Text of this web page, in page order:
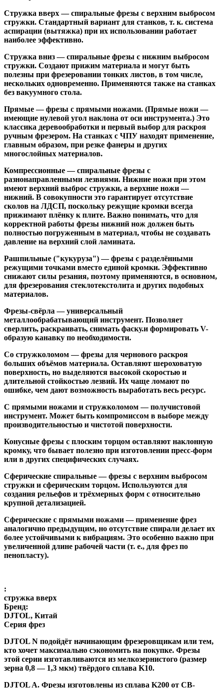
Стружка вверх— спиральные фрезы с верхним выбросом
стружки. Стандартный вариант для станков, т. к. система
аспирации (вытяжка) при их использовании работает
наиболее эффективно.
Стружка вниз— спиральные фрезы с нижним выбросом
стружки. Создают прижим материала и могут быть
полезны при фрезеровании тонких листов, в том числе,
нескольких одновременно. Применяются также на станках
без вакуумного стола.
Прямые— фрезы с прямыми ножами. (Прямые ножи —
имеющие нулевой угол наклона от оси инструмента.) Это
классика деревообработки и первый выбор для раскроя
ручным фрезером. На станках с ЧПУ находят применение,
главным образом, при резке фанеры и других
многослойных материалов.
Компрессионные— спиральные фрезы с
разнонаправленными лезвиями. Нижние ножи при этом
имеют верхний выброс стружки, а верхние ножи —
нижний. В совокупности это гарантирует отсутствие
сколов на ЛДСП, поскольку режущие кромки всегда
прижимают плёнку к плите. Важно понимать, что для
корректной работы фрезы нижний нож должен быть
полностью погруженным в материал, чтобы не создавать
давление на верхний слой ламината.
Рашпильные ("кукуруза")— фрезы с разделёнными
режущими точками вместо единой кромки. Эффективно
снижают силы резания, поэтому применяются, в основном,
для фрезерования стеклотекстолита и других подобных
материалов.
Фрезы-свёрла — универсальный
металлообрабатывающий инструмент. Позволяет
сверлить, раскраивать, снимать фаску.и формировать V-
образую канавку по необходимости.
Со стружколомом— фрезы для чернового раскроя
больших объёмов материала. Оставляют шероховатую
поверхность, но выделяются высокой скоростью и
длительной стойкостью лезвий. Их чаще ломают по
ошибке, чем дают возможность выработать весь ресурс.
С прямыми ножами и стружколомом— получистовой
инструмент. Может быть компромиссом в выборе между
производительностью и чистотой поверхности.
Конусные фрезы с плоским торцом оставляют наклонную
кромку, что бывает полезно при изготовлении пресс-форм
или в других специфических случаях.
Сферические спиральные— фрезы с верхним выбросом
стружки и сферическим торцом. Используются для
создания рельефов и трёхмерных форм с относительно
крупной детализацией.
Сферические с прямыми ножами— применение фрез
аналогично предыдущим, но отсутствие спирали делает их
более устойчивыми к вибрациям. Это особенно важно при
увеличенной длине рабочей части (т. е., для фрез по
пенопласту).
:
стружка вверх
Бренд:
DJTOL, Китай
Серия фрез
DJTOL N подойдёт начинающим фрезеровщикам или тем,
кто хочет максимально сэкономить на покупке. Фрезы
этой серии изготавливаются из мелкозернистого (размер
зерна 0,8 — 1,3 мкм) твёрдого сплава K10.
DJTOL A. Фрезы изготовлены из сплава K200 от CB-